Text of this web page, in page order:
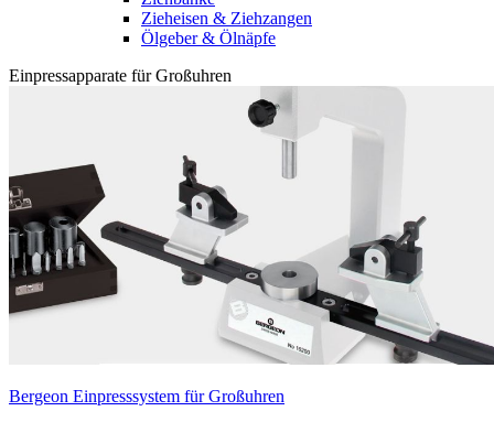
Zieheisen & Ziehzangen
Ölgeber & Ölnäpfe
Einpressapparate für Großuhren
Bergeon Einpresssystem für Großuhren